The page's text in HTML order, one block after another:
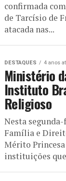
confirmada
de Tarcísio de
atacada nas...
DESTAQUES 4 anos
Ministério
Instituto
Religioso
Nesta
Família e
Mérito
instituições